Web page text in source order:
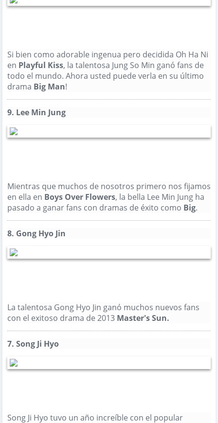
Si bien como adorable ingenua pero decidida Oh Ha Ni
en Playful Kiss, la talentosa Jung So Min ganó fans de
todo el mundo. Ahora usted puede verla en su último
drama Big Man!
9. Lee Min Jung
856
Mientras que muchos de nosotros primero nos fijamos
en ella en Boys Over Flowers, la bella Lee Min Jung ha
pasado a ganar fans con dramas de éxito como Big.
8. Gong Hyo Jin
856 Al igual que
La talentosa Gong Hyo Jin ganó muchos nuevos fans
con el exitoso drama de 2013 Master's Sun.
7. Song Ji Hyo
856
Song Ji Hyo tuvo un año increíble con el popular